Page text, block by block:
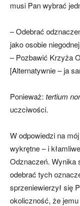
musi Pan wybrać
– Odebrać
jako osobie
– Pozbawić Krzyża
[Alternatywnie – ja
Ponieważ: tertium
uczciwości.
W odpowiedzi na
wykrętne – i
Odznaczeń. Wynika
odebrać tych
sprzeniewierzył się
okoliczność, że jemu